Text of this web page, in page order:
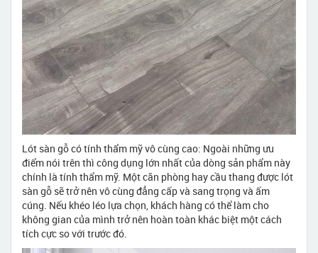
Lót sàn gỗ có tính thẩm mỹ vô cùng cao: Ngoài những ưu
điểm nói trên thì công dụng lớn nhất của dòng sản phẩm này
chính là tính thẩm mỹ. Một căn phòng hay cầu thang được lót
sàn gỗ sẽ trở nên vô cùng đẳng cấp và sang trọng và ấm
cúng. Nếu khéo léo lựa chọn, khách hàng có thể làm cho
không gian của mình trở nên hoàn toàn khác biệt một cách
tích cực so với trước đó.